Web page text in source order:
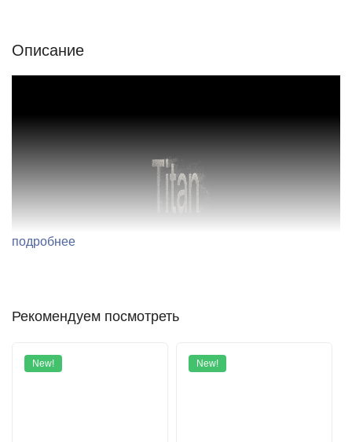
Описание
подробнее
Рекомендуем посмотреть
New! New!